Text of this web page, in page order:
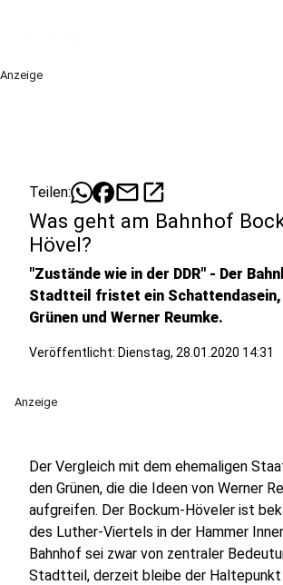
Anzeige
Teilen: mailopen_in_new
Was geht am Bahnhof
Hövel?
"Zustände wie in der DDR" - Der
Stadtteil fristet ein Schattendasein,
Grünen und Werner Reumke.
Veröffentlicht: Dienstag, 28.01.2020 14:31
Anzeige
Der Vergleich mit dem ehemaligen
den Grünen, die die Ideen von Werner
aufgreifen. Der Bockum-Höveler ist
des Luther-Viertels in der Hammer
Bahnhof sei zwar von zentraler
Stadtteil, derzeit bleibe der